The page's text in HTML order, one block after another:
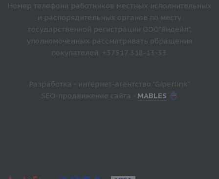
Номер телефона работников местных исполнительных
и распорядительных органов по месту
государственной регистрации ООО"Яндейл",
уполномоченных рассматривать обращения
покупателей: +37517 318-13-33.
Разработка - интернет-агентство "Giperlink"
SEO-продвижение сайта - MABLES